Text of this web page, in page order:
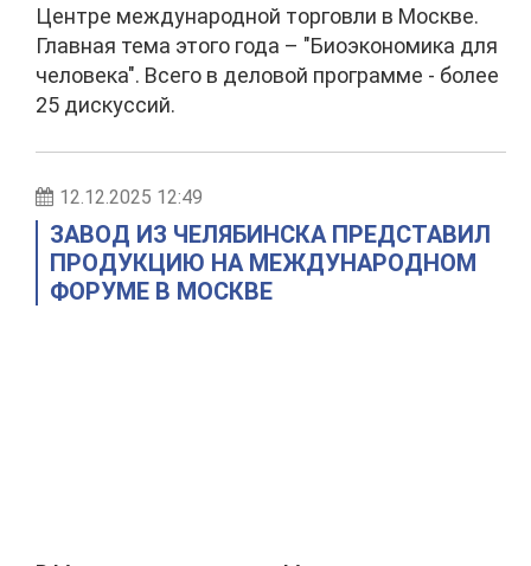
Центре международной торговли в Москве.
Главная тема этого года – "Биоэкономика для
человека". Всего в деловой программе - более
25 дискуссий.
12.12.2025 12:49
ЗАВОД ИЗ ЧЕЛЯБИНСКА ПРЕДСТАВИЛ
ПРОДУКЦИЮ НА МЕЖДУНАРОДНОМ
ФОРУМЕ В МОСКВЕ